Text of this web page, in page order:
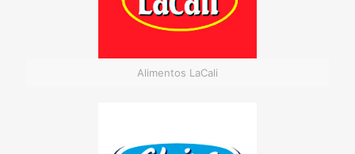
Alimentos LaCali